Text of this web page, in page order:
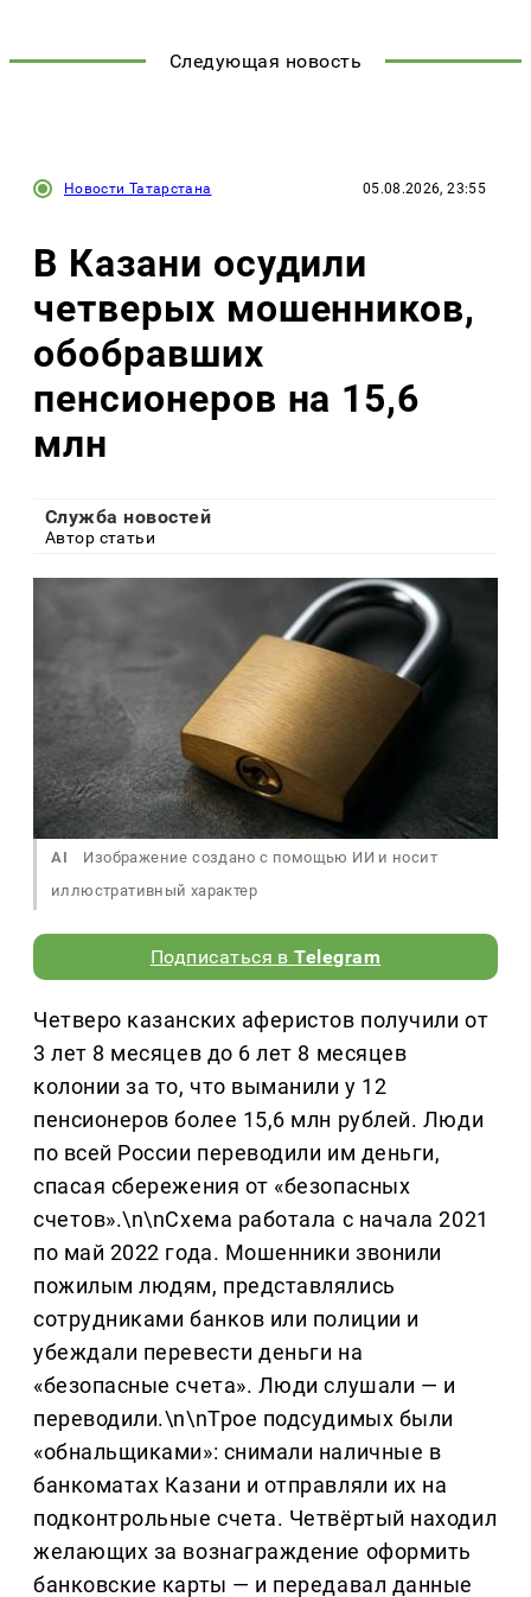
Следующая новость
Новости Татарстана 05.08.2026, 23:55
В Казани осудили
четверых мошенников,
обобравших
пенсионеров на 15,6
млн
Служба новостей
Автор статьи
AI
Изображение создано с помощью ИИ и носит
иллюстративный характер
Подписаться вTelegram
Четверо казанских аферистов получили от
3 лет 8 месяцев до 6 лет 8 месяцев
колонии за то, что выманили у 12
пенсионеров более 15,6 млн рублей. Люди
по всей России переводили им деньги,
спасая сбережения от «безопасных
счетов».\n\nСхема работала с начала 2021
по май 2022 года. Мошенники звонили
пожилым людям, представлялись
сотрудниками банков или полиции и
убеждали перевести деньги на
«безопасные счета». Люди слушали — и
переводили.\n\nТрое подсудимых были
«обнальщиками»: снимали наличные в
банкоматах Казани и отправляли их на
подконтрольные счета. Четвёртый находил
желающих за вознаграждение оформить
банковские карты — и передавал данные